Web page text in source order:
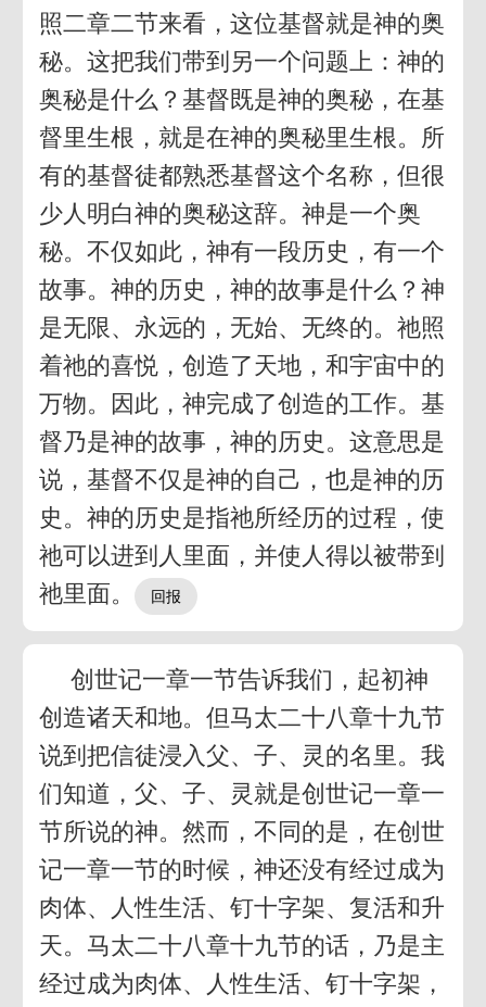
照二章二节来看，这位基督就是神的奥
秘。这把我们带到另一个问题上：神的
奥秘是什么？基督既是神的奥秘，在基
督里生根，就是在神的奥秘里生根。所
有的基督徒都熟悉基督这个名称，但很
少人明白神的奥秘这辞。神是一个奥
秘。不仅如此，神有一段历史，有一个
故事。神的历史，神的故事是什么？神
是无限、永远的，无始、无终的。祂照
着祂的喜悦，创造了天地，和宇宙中的
万物。因此，神完成了创造的工作。基
督乃是神的故事，神的历史。这意思是
说，基督不仅是神的自己，也是神的历
史。神的历史是指祂所经历的过程，使
祂可以进到人里面，并使人得以被带到
祂里面。
创世记一章一节告诉我们，起初神
创造诸天和地。但马太二十八章十九节
说到把信徒浸入父、子、灵的名里。我
们知道，父、子、灵就是创世记一章一
节所说的神。然而，不同的是，在创世
记一章一节的时候，神还没有经过成为
肉体、人性生活、钉十字架、复活和升
天。马太二十八章十九节的话，乃是主
经过成为肉体、人性生活、钉十字架，